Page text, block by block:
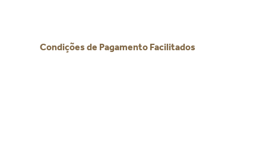
Condições de Pagamento Facilitados